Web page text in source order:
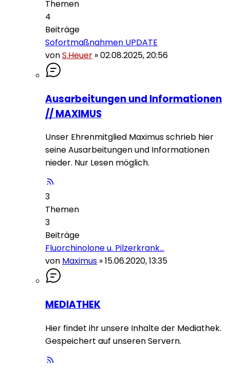
Themen
4
Beiträge
Sofortmaßnahmen UPDATE
vonS.Heuer »02.08.2025, 20:56
Ausarbeitungen und Informationen
// MAXIMUS
Unser Ehrenmitglied Maximus schrieb hier
seine Ausarbeitungen und Informationen
nieder. Nur Lesen möglich.
3
Themen
3
Beiträge
Fluorchinolone u. Pilzerkrank…
von Maximus »15.06.2020, 13:35
MEDIATHEK
Hier findet ihr unsere Inhalte der Mediathek.
Gespeichert auf unseren Servern.